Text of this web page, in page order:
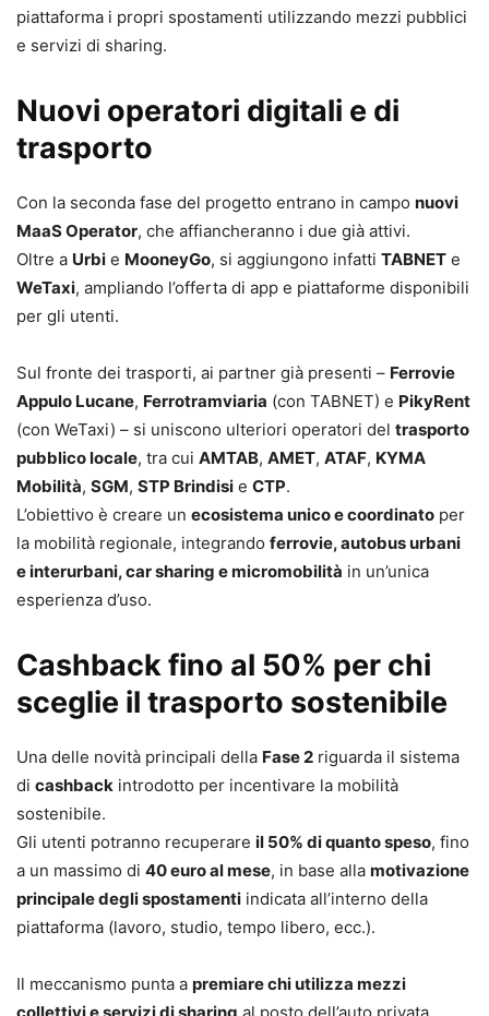
piattaforma i propri spostamenti utilizzando mezzi pubblici
e servizi di sharing.
Nuovi operatori digitali e di
trasporto
Con la seconda fase del progetto entrano in campo nuovi
MaaS Operator, che affiancheranno i due già attivi.
Oltre a Urbi e MooneyGo, si aggiungono infatti TABNET e
WeTaxi, ampliando l’offerta di app e piattaforme disponibili
per gli utenti.
Sul fronte dei trasporti, ai partner già presenti – Ferrovie
Appulo Lucane, Ferrotramviaria (con TABNET) e PikyRent
(con WeTaxi) – si uniscono ulteriori operatori del trasporto
pubblico locale, tra cui AMTAB, AMET, ATAF, KYMA
Mobilità, SGM, STP Brindisi e CTP.
L’obiettivo è creare un ecosistema unico e coordinato per
la mobilità regionale, integrando ferrovie, autobus urbani
e interurbani, car sharing e micromobilità in un’unica
esperienza d’uso.
Cashback fino al 50% per chi
sceglie il trasporto sostenibile
Una delle novità principali della Fase 2 riguarda il sistema
di cashback introdotto per incentivare la mobilità
sostenibile.
Gli utenti potranno recuperare il 50% di quanto speso, fino
a un massimo di 40 euro al mese, in base alla motivazione
principale degli spostamenti indicata all’interno della
piattaforma (lavoro, studio, tempo libero, ecc.).
Il meccanismo punta a premiare chi utilizza mezzi
collettivi e servizi di sharing al posto dell’auto privata,